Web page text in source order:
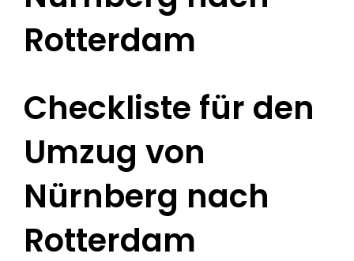
Rotterdam
Checkliste für den
Umzug von
Nürnberg nach
Rotterdam